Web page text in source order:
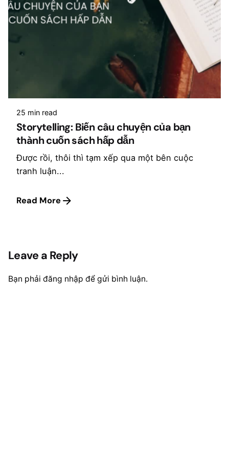
25 min read
Storytelling: Biến câu chuyện của bạn
thành cuốn sách hấp dẫn
Được rồi, thôi thì tạm xếp qua một bên cuộc
tranh luận...
Read More
Leave a Reply
Bạn phải đăng nhập để gửi bình luận.